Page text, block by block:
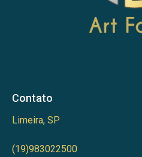
Contato
Limeira, SP
(19)983022500